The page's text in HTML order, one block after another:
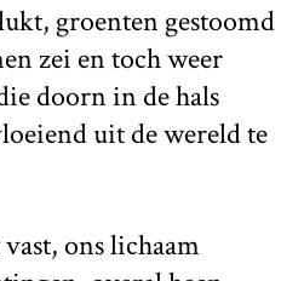
groenten gestoomd
zei en toch weer
doorn in de hals
uit de wereld te
ons lichaam